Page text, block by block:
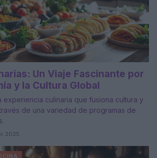
Un Viaje Fascinante por
y la Cultura Global
experiencia culinaria que fusiona cultura y
de una variedad de programas de
2025